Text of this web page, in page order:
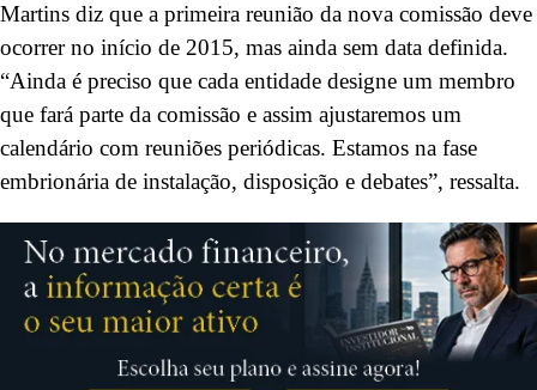
Martins diz que a primeira reunião da nova comissão deve
ocorrer no início de 2015, mas ainda sem data definida.
“Ainda é preciso que cada entidade designe um membro
que fará parte da comissão e assim ajustaremos um
calendário com reuniões periódicas. Estamos na fase
embrionária de instalação, disposição e debates”, ressalta.